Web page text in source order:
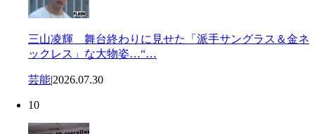
三山凌輝 舞台終わりに見せた「派手サングラス＆金ネ
ックレス」な大物姿…“…
芸能|2026.07.30
10